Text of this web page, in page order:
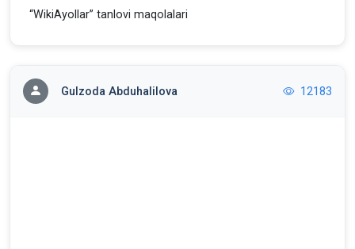
“WikiAyollar” tanlovi maqolalari
Gulzoda Abduhalilova 12183